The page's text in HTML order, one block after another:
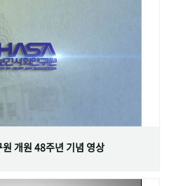
개원 48주년 기념 영상